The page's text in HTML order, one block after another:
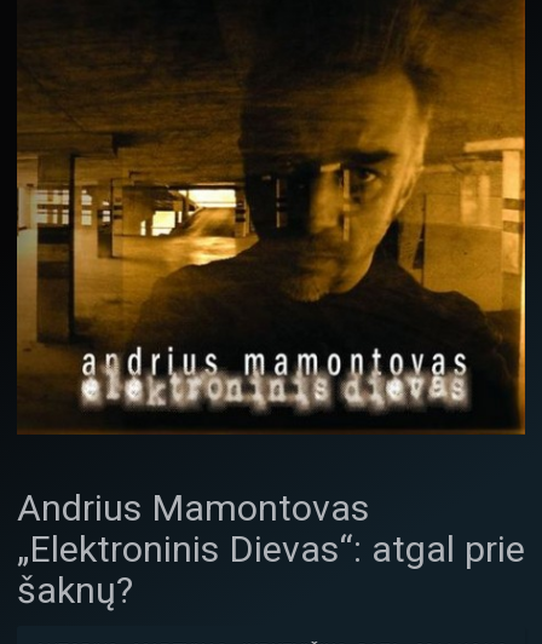
Andrius Mamontovas
„Elektroninis Dievas“: atgal prie
šaknų?